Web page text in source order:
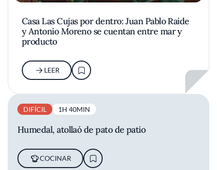
Casa Las Cujas por dentro: Juan Pablo Raide
y Antonio Moreno se cuentan entre mar y
producto
LEER
DIFÍCIL 1H 40MIN
Humedal, atollaó de pato de patio
COCINAR